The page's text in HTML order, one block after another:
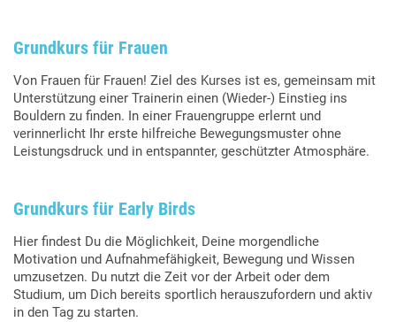
Grundkurs für Frauen
Von Frauen für Frauen! Ziel des Kurses ist es, gemeinsam mit
Unterstützung einer Trainerin einen (Wieder-) Einstieg ins
Bouldern zu finden. In einer Frauengruppe erlernt und
verinnerlicht Ihr erste hilfreiche Bewegungsmuster ohne
Leistungsdruck und in entspannter, geschützter Atmosphäre.
Grundkurs für Early Birds
Hier findest Du die Möglichkeit, Deine morgendliche
Motivation und Aufnahmefähigkeit, Bewegung und Wissen
umzusetzen. Du nutzt die Zeit vor der Arbeit oder dem
Studium, um Dich bereits sportlich herauszufordern und aktiv
in den Tag zu starten.